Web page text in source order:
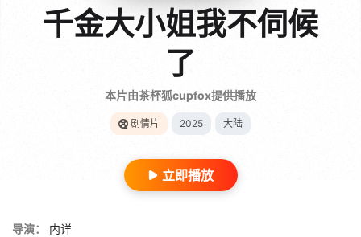
千金大小姐我不伺候
了
本片由茶杯狐cupfox提供播放
剧情片 2025 大陆
立即播放
导演：
内详